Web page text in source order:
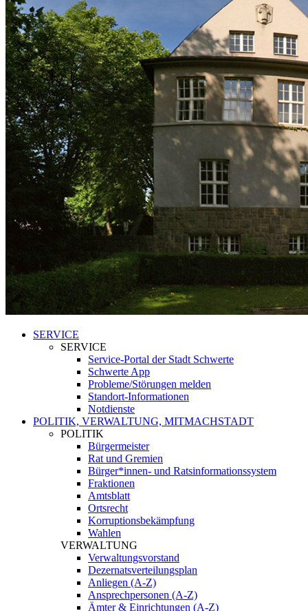
SERVICE
SERVICE
Service-Portal der Stadt Schwerte
Schwerte App
Probleme/Störungen melden
Standort-Informationen
Notdienste
POLITIK, VERWALTUNG, MITMACHSTADT
POLITIK
Bürgermeister
Rat und Gremien
Bürger*innen- und Ratsinformationssystem
Fraktionen
Amtsblatt
Ortsrecht
Korruptionsbekämpfung
Wahlen
VERWALTUNG
Verwaltungsvorstand
Dezernatsverteilungsplan
Anliegen (A-Z)
Ansprechpersonen (A-Z)
Ämter & Einrichtungen (A-Z)